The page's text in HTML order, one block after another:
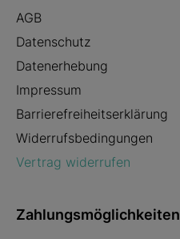
AGB
Datenschutz
Datenerhebung
Impressum
Barrierefreiheitserklärung
Widerrufsbedingungen
Vertrag widerrufen
Zahlungsmöglichkeiten